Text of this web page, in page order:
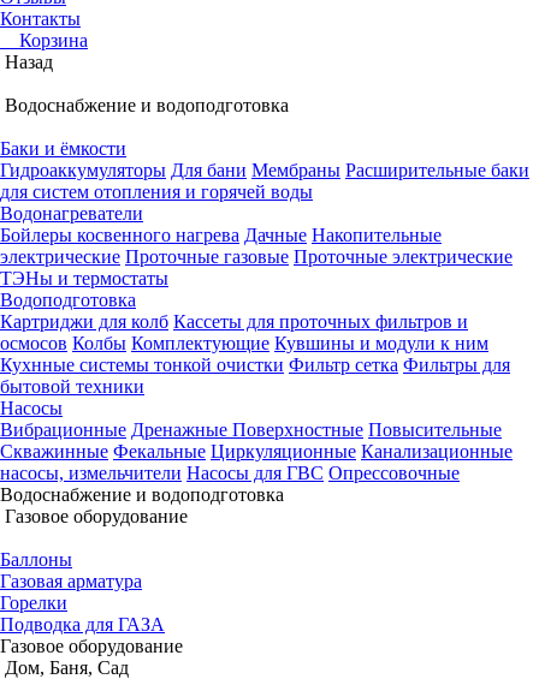
Контакты
Корзина
Назад
Водоснабжение и водоподготовка
Баки и ёмкости
Гидроаккумуляторы Для бани Мембраны Расширительные баки
для систем отопления и горячей воды
Водонагреватели
Бойлеры косвенного нагрева Дачные Накопительные
электрические Проточные газовые Проточные электрические
ТЭНы и термостаты
Водоподготовка
Картриджи для колб Кассеты для проточных фильтров и
осмосов Колбы Комплектующие Кувшины и модули к ним
Кухнные системы тонкой очистки Фильтр сетка Фильтры для
бытовой техники
Насосы
Вибрационные Дренажные Поверхностные Повысительные
Скважинные Фекальные Циркуляционные Канализационные
насосы, измельчители Насосы для ГВС Опрессовочные
Водоснабжение и водоподготовка
Газовое оборудование
Баллоны
Газовая арматура
Горелки
Подводка для ГАЗА
Газовое оборудование
Дом, Баня, Сад